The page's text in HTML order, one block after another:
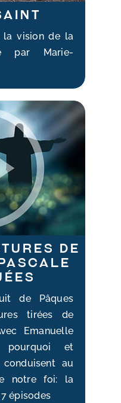
vision de la
par Marie-
de
de Pâques
tirées de
Emanuelle
pourquoi et
au
notre foi: la
épisodes